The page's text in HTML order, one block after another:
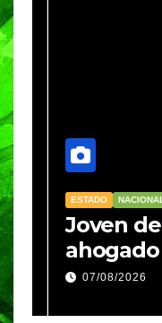
ESTADO NACIONAL
Joven de
ahogado
Azul, en
07/08/2026